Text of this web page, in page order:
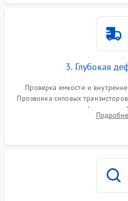
3. Глубокая
Проверка емкости и
Прозвонка силовых
переключения и трансформатора.
конденсаторов и прогаров